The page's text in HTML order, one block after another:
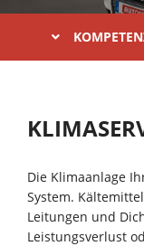
Die Klimaanlage
System.
Leitungen und
Leistungsverlust